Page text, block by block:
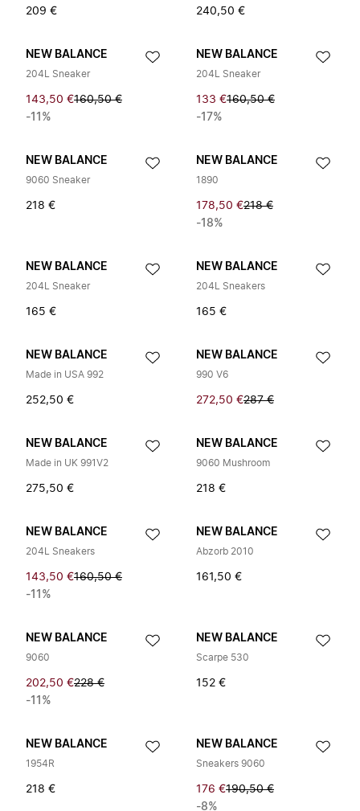
209 € 240,50 €
NEW BALANCE
204L Sneaker
143,50 €160,50 €
-11%
NEW BALANCE
204L Sneaker
133 €160,50 €
-17%
NEW BALANCE
9060 Sneaker
218 €
NEW BALANCE
1890
178,50 €218 €
-18%
NEW BALANCE
204L Sneaker
165 €
NEW BALANCE
204L Sneakers
165 €
NEW BALANCE
Made in USA 992
252,50 €
NEW BALANCE
990 V6
272,50 €287 €
NEW BALANCE
Made in UK 991V2
275,50 €
NEW BALANCE
9060 Mushroom
218 €
NEW BALANCE
204L Sneakers
143,50 €160,50 €
-11%
NEW BALANCE
Abzorb 2010
161,50 €
NEW BALANCE
9060
202,50 €228 €
-11%
NEW BALANCE
Scarpe 530
152 €
NEW BALANCE
1954R
218 €
NEW BALANCE
Sneakers 9060
176 €190,50 €
-8%